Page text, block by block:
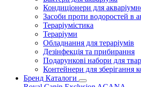
Кондиціонери для
Засоби проти водоростей в
Тераріумістика
Тераріуми
Обладнання для тераріумів
Дезінфекція та прибирання
Подарункові набори для
Контейнери для зберігання
Бренд Каталоги